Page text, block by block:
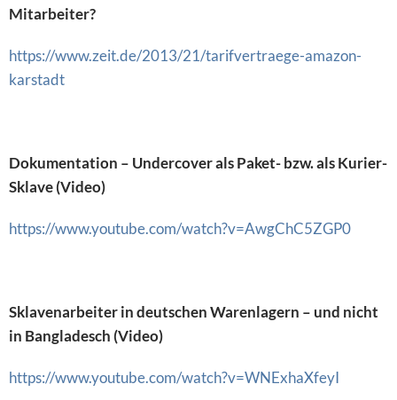
Mitarbeiter?
https://www.zeit.de/2013/21/tarifvertraege-amazon-
karstadt
Dokumentation – Undercover als Paket- bzw. als Kurier-
Sklave (Video)
https://www.youtube.com/watch?v=AwgChC5ZGP0
Sklavenarbeiter in deutschen Warenlagern – und nicht
in Bangladesch (Video)
https://www.youtube.com/watch?v=WNExhaXfeyI